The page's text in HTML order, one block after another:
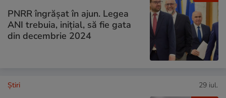
PNRR îngrășat în ajun. Legea
ANI trebuia, inițial, să fie gata
din decembrie 2024
Ştiri 29 iul.